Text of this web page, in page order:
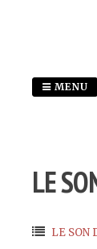
MENU
LE
LE SON